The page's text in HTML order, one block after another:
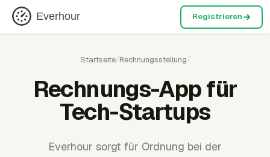
Everhour Registrieren
Startseite/Rechnungsstellung/
Rechnungs-App für
Tech-Startups
Everhour sorgt für Ordnung bei der